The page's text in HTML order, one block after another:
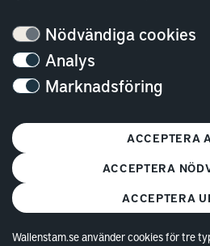
Nödvändiga cookies
Analys
Marknadsföring
ACCEPTERA
ACCEPTERA
ACCEPTERA
Wallenstam.se använder cookies för tre
Kundservice
Stockholm